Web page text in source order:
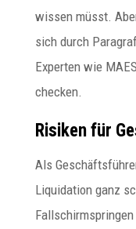
wissen müsst.
sich durch
Experten wie
checken.
Risiken für
Als
Liquidation ganz